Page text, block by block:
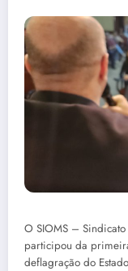
O SIOMS –
participou da
deflagração do